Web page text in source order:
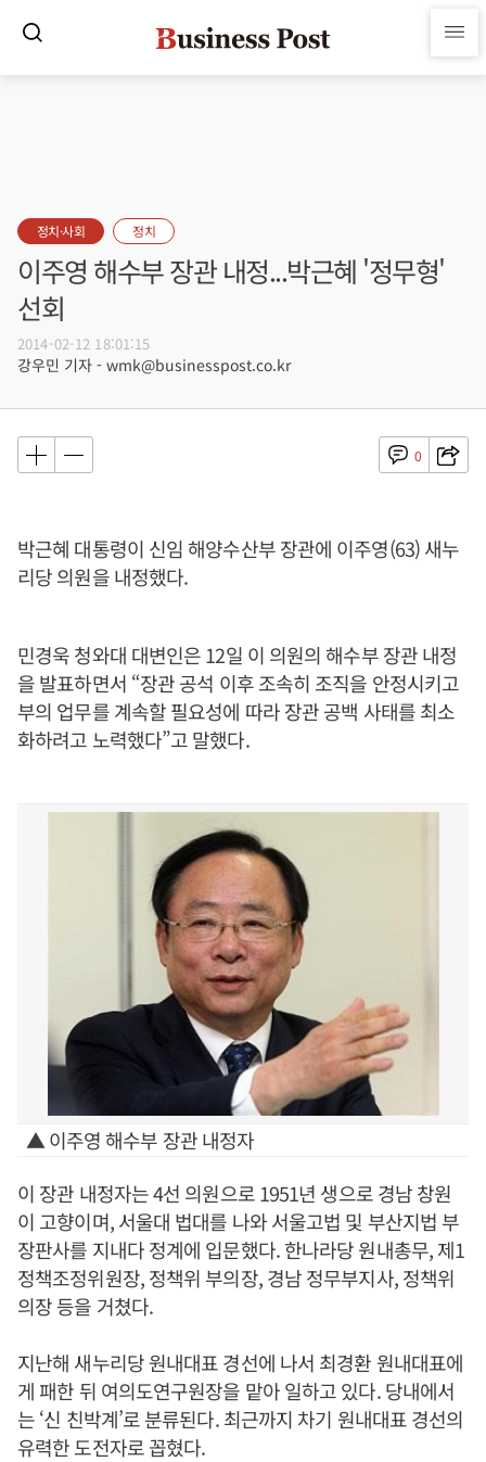
정치·사회 정치
이주영 해수부 장관 내정...박근혜 '정무형'
선회
2014-02-12 18:01:15
강우민 기자 - wmk@businesspost.co.kr
0
박근혜 대통령이 신임 해양수산부 장관에 이주영(63) 새누
리당 의원을 내정했다.
민경욱 청와대 대변인은 12일 이 의원의 해수부 장관 내정
을 발표하면서 “장관 공석 이후 조속히 조직을 안정시키고
부의 업무를 계속할 필요성에 따라 장관 공백 사태를 최소
화하려고 노력했다”고 말했다.
▲ 이주영 해수부 장관 내정자
이 장관 내정자는 4선 의원으로 1951년 생으로 경남 창원
이 고향이며, 서울대 법대를 나와 서울고법 및 부산지법 부
장판사를 지내다 정계에 입문했다. 한나라당 원내총무, 제1
정책조정위원장, 정책위 부의장, 경남 정무부지사, 정책위
의장 등을 거쳤다.
지난해 새누리당 원내대표 경선에 나서 최경환 원내대표에
게 패한 뒤 여의도연구원장을 맡아 일하고 있다. 당내에서
는 ‘신 친박계’로 분류된다. 최근까지 차기 원내대표 경선의
유력한 도전자로 꼽혔다.